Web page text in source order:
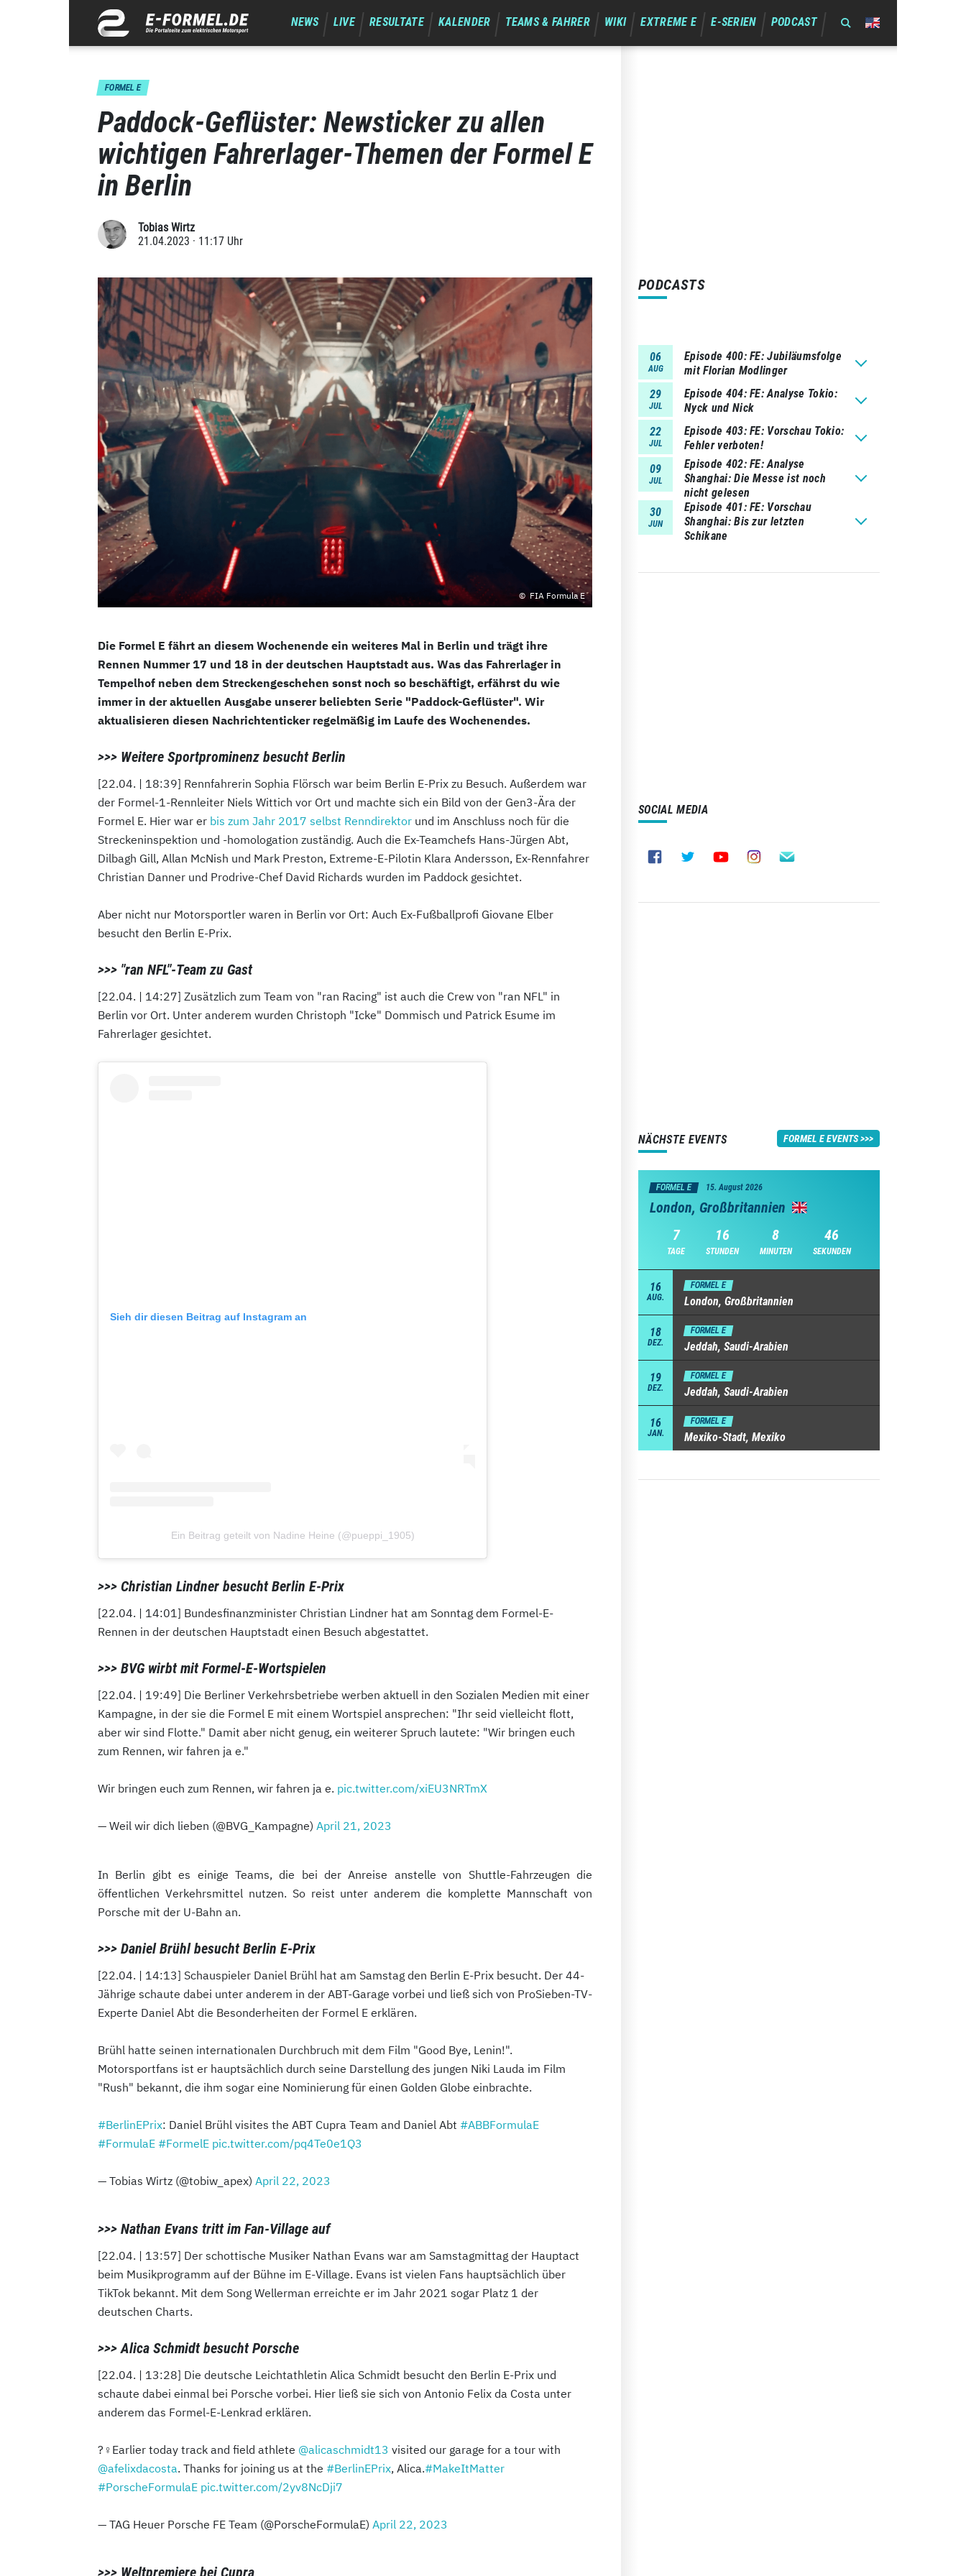
NEWS LIVE RESULTATE KALENDER TEAMS & FAHRER WIKI EXTREME E E-SERIEN PODCAST
FORMEL E
Paddock-Geflüster: Newsticker zu allen
wichtigen Fahrerlager-Themen der Formel E
in Berlin
Tobias Wirtz
21.04.2023 · 11:17 Uhr
FIA Formula E
Die Formel E fährt an diesem Wochenende ein weiteres Mal in Berlin und trägt ihre
Rennen Nummer 17 und 18 in der deutschen Hauptstadt aus. Was das Fahrerlager in
Tempelhof neben dem Streckengeschehen sonst noch so beschäftigt, erfährst du wie
immer in der aktuellen Ausgabe unserer beliebten Serie "Paddock-Geflüster". Wir
aktualisieren diesen Nachrichtenticker regelmäßig im Laufe des Wochenendes.
>>> Weitere Sportprominenz besucht Berlin
[22.04. | 18:39] Rennfahrerin Sophia Flörsch war beim Berlin E-Prix zu Besuch. Außerdem war
der Formel-1-Rennleiter Niels Wittich vor Ort und machte sich ein Bild von der Gen3-Ära der
Formel E. Hier war er bis zum Jahr 2017 selbst Renndirektor und im Anschluss noch für die
Streckeninspektion und -homologation zuständig. Auch die Ex-Teamchefs Hans-Jürgen Abt,
Dilbagh Gill, Allan McNish und Mark Preston, Extreme-E-Pilotin Klara Andersson, Ex-Rennfahrer
Christian Danner und Prodrive-Chef David Richards wurden im Paddock gesichtet.
Aber nicht nur Motorsportler waren in Berlin vor Ort: Auch Ex-Fußballprofi Giovane Elber
besucht den Berlin E-Prix.
>>> "ran NFL"-Team zu Gast
[22.04. | 14:27] Zusätzlich zum Team von "ran Racing" ist auch die Crew von "ran NFL" in
Berlin vor Ort. Unter anderem wurden Christoph "Icke" Dommisch und Patrick Esume im
Fahrerlager gesichtet.
Sieh dir diesen Beitrag auf Instagram an
Ein Beitrag geteilt von Nadine Heine (@pueppi_1905)
>>> Christian Lindner besucht Berlin E-Prix
[22.04. | 14:01] Bundesfinanzminister Christian Lindner hat am Sonntag dem Formel-E-
Rennen in der deutschen Hauptstadt einen Besuch abgestattet.
>>> BVG wirbt mit Formel-E-Wortspielen
[22.04. | 19:49] Die Berliner Verkehrsbetriebe werben aktuell in den Sozialen Medien mit einer
Kampagne, in der sie die Formel E mit einem Wortspiel ansprechen: "Ihr seid vielleicht flott,
aber wir sind Flotte." Damit aber nicht genug, ein weiterer Spruch lautete: "Wir bringen euch
zum Rennen, wir fahren ja e."
Wir bringen euch zum Rennen, wir fahren ja e. pic.twitter.com/xiEU3NRTmX
— Weil wir dich lieben (@BVG_Kampagne) April 21, 2023
In Berlin gibt es einige Teams, die bei der Anreise anstelle von Shuttle-Fahrzeugen die
öffentlichen Verkehrsmittel nutzen. So reist unter anderem die komplette Mannschaft von
Porsche mit der U-Bahn an.
>>> Daniel Brühl besucht Berlin E-Prix
[22.04. | 14:13] Schauspieler Daniel Brühl hat am Samstag den Berlin E-Prix besucht. Der 44-
Jährige schaute dabei unter anderem in der ABT-Garage vorbei und ließ sich von ProSieben-TV-
Experte Daniel Abt die Besonderheiten der Formel E erklären.
Brühl hatte seinen internationalen Durchbruch mit dem Film "Good Bye, Lenin!".
Motorsportfans ist er hauptsächlich durch seine Darstellung des jungen Niki Lauda im Film
"Rush" bekannt, die ihm sogar eine Nominierung für einen Golden Globe einbrachte.
#BerlinEPrix: Daniel Brühl visites the ABT Cupra Team and Daniel Abt #ABBFormulaE
#FormulaE #FormelE pic.twitter.com/pq4Te0e1Q3
— Tobias Wirtz (@tobiw_apex) April 22, 2023
>>> Nathan Evans tritt im Fan-Village auf
[22.04. | 13:57] Der schottische Musiker Nathan Evans war am Samstagmittag der Hauptact
beim Musikprogramm auf der Bühne im E-Village. Evans ist vielen Fans hauptsächlich über
TikTok bekannt. Mit dem Song Wellerman erreichte er im Jahr 2021 sogar Platz 1 der
deutschen Charts.
>>> Alica Schmidt besucht Porsche
[22.04. | 13:28] Die deutsche Leichtathletin Alica Schmidt besucht den Berlin E-Prix und
schaute dabei einmal bei Porsche vorbei. Hier ließ sie sich von Antonio Felix da Costa unter
anderem das Formel-E-Lenkrad erklären.
?‍♀️Earlier today track and field athlete @alicaschmidt13 visited our garage for a tour with
@afelixdacosta. Thanks for joining us at the #BerlinEPrix, Alica.#MakeItMatter
#PorscheFormulaE pic.twitter.com/2yv8NcDji7
— TAG Heuer Porsche FE Team (@PorscheFormulaE) April 22, 2023
>>> Weltpremiere bei Cupra
PODCASTS
06
AUG
Episode 400 FE: Jubiläumsfolge
mit Florian Modlinger
29
JUL
Episode 404 FE: Analyse Tokio:
Nyck und Nick
22
JUL
Episode 403 FE: Vorschau Tokio:
Fehler verboten!
09
JUL
Episode 402 FE: Analyse
Shanghai: Die Messe ist noch
nicht gelesen
30
JUN
Episode 401 FE: Vorschau
Shanghai: Bis zur letzten
Schikane
SOCIAL MEDIA
NÄCHSTE EVENTS FORMEL E EVENTS
FORMEL E 15. August 2026
London, Großbritannien
7
TAGE
16
STUNDEN
8
MINUTEN
45
SEKUNDEN
16
AUG.
FORMEL E
London, Großbritannien
18
DEZ.
FORMEL E
Jeddah, Saudi-Arabien
19
DEZ.
FORMEL E
Jeddah, Saudi-Arabien
16
JAN.
FORMEL E
Mexiko-Stadt, Mexiko